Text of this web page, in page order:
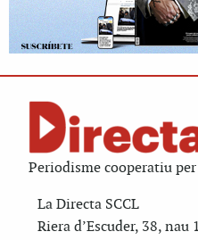
Periodisme cooperatiu
La Directa SCCL
Riera d’Escuder, 38, nau